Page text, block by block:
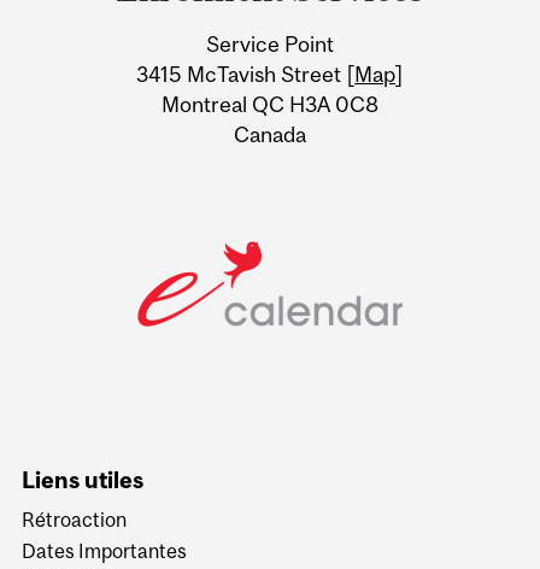
Information
Service Point
3415 McTavish Street [Map]
Montreal QC H3A 0C8
Canada
Liens utiles
Rétroaction
Dates Importantes